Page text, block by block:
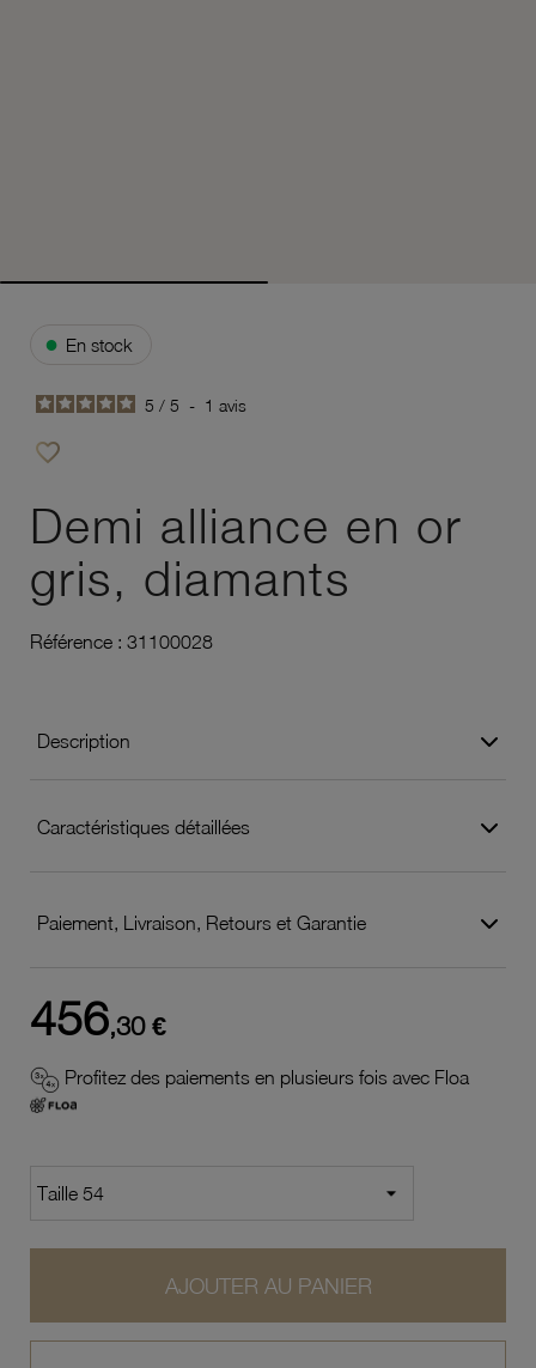
● En stock
5 / 5 - 1 avis
favorite_border
Demi alliance en or
gris, diamants
Référence : 31100028
Description
Caractéristiques détaillées
Paiement, Livraison, Retours et Garantie
456,30 €
Profitez des paiements en plusieurs fois avec Floa
AJOUTER AU PANIER